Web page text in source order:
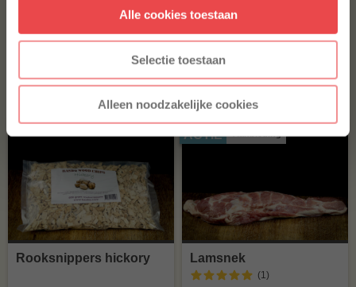
Alle cookies toestaan
Selectie toestaan
Alleen noodzakelijke cookies
€ 10,50
Bestel alles
Rooksnippers hickory
ACTIE
Lamsnek
(1)
* Alleen voor nieuwe inschrijvers, korting niet geldig op reeds
afgeprijsde producten.